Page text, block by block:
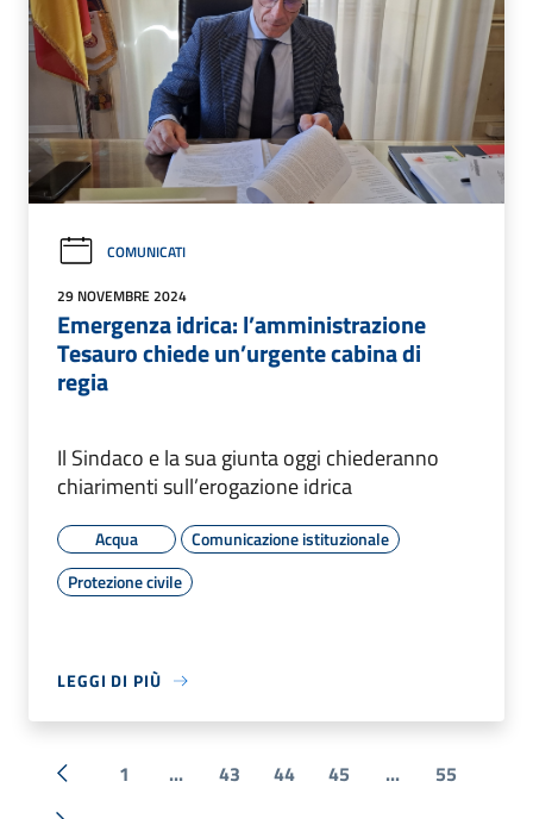
COMUNICATI
29 NOVEMBRE 2024
Emergenza idrica: l’amministrazione
Tesauro chiede un’urgente cabina di
regia
Il Sindaco e la sua giunta oggi chiederanno
chiarimenti sull’erogazione idrica
Acqua
Comunicazione istituzionale
Protezione civile
LEGGI DI PIÙ
« Precedente
1 ... 43 44 45 ... 55